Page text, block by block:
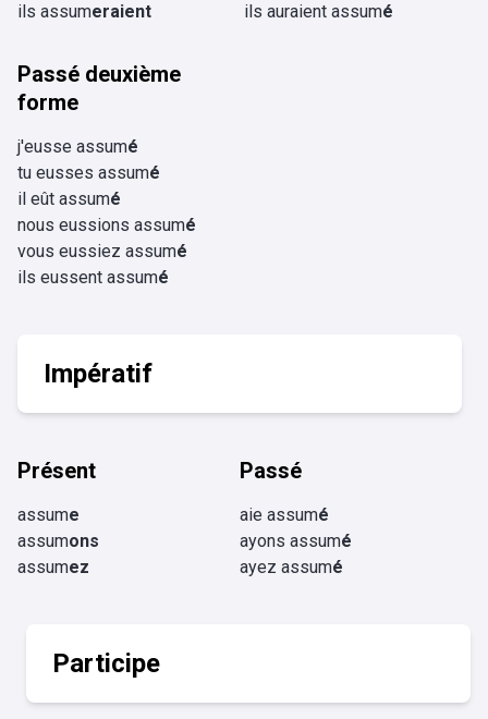
ils assumeraient ils auraient assumé
Passé deuxième
forme
j'eusse assumé
tu eusses assumé
il eût assumé
nous eussions assumé
vous eussiez assumé
ils eussent assumé
Impératif
Présent
assume
assumons
assumez
Passé
aie assumé
ayons assumé
ayez assumé
Participe